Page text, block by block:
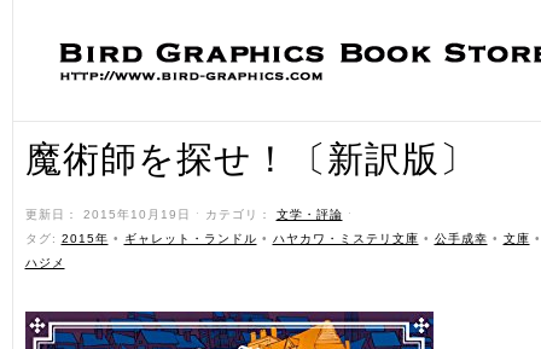
魔術師を探せ！〔新訳版〕
更新日： 2015年10月19日 ˑ カテゴリ： 文学・評論 ˑ
タグ: 2015年 • ギャレット・ランドル • ハヤカワ・ミステリ文庫 • 公手成幸 • 文庫
ハジメ